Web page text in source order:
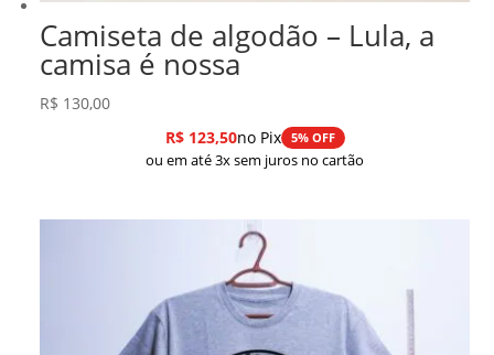
Camiseta de algodão – Lula, a
camisa é nossa
R$ 130,00
R$123,50no Pix 5% OFF
ou em até 3x sem juros no cartão